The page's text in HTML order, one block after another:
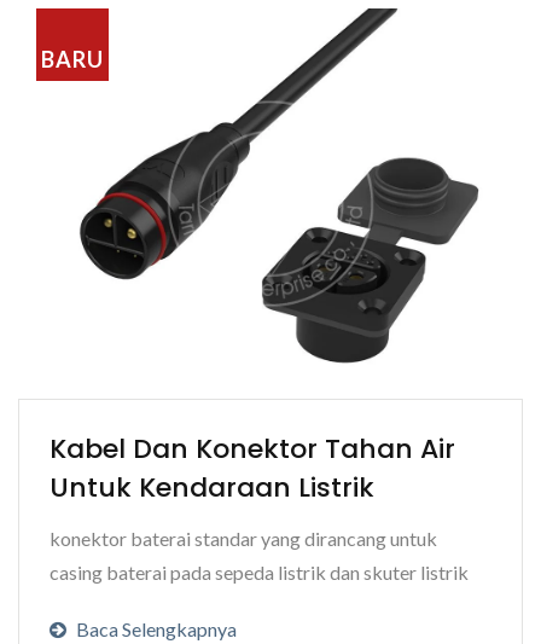
BARU
Kabel Dan Konektor Tahan Air
Untuk Kendaraan Listrik
konektor baterai standar yang dirancang untuk
casing baterai pada sepeda listrik dan skuter listrik
Baca Selengkapnya